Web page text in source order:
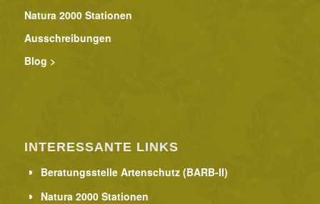
Natura 2000 Stationen
Ausschreibungen
Blog >
INTERESSANTE LINKS
Beratungsstelle Artenschutz (BARB-II)
Natura 2000 Stationen